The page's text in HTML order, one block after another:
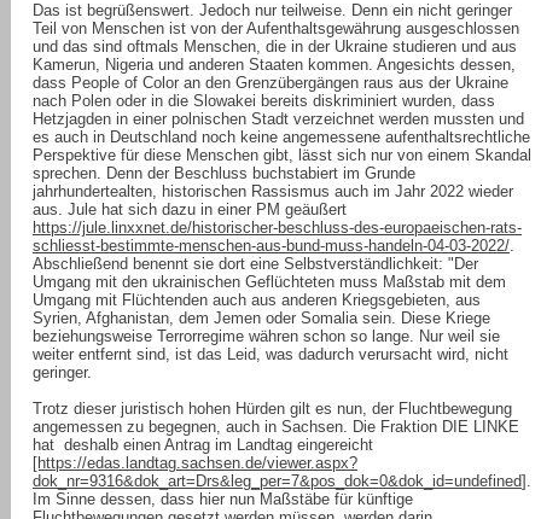
Das ist begrüßenswert. Jedoch nur teilweise. Denn ein nicht geringer
Teil von Menschen ist von der Aufenthaltsgewährung ausgeschlossen
und das sind oftmals Menschen, die in der Ukraine studieren und aus
Kamerun, Nigeria und anderen Staaten kommen. Angesichts dessen,
dass People of Color an den Grenzübergängen raus aus der Ukraine
nach Polen oder in die Slowakei bereits diskriminiert wurden, dass
Hetzjagden in einer polnischen Stadt verzeichnet werden mussten und
es auch in Deutschland noch keine angemessene aufenthaltsrechtliche
Perspektive für diese Menschen gibt, lässt sich nur von einem Skandal
sprechen. Denn der Beschluss buchstabiert im Grunde
jahrhundertealten, historischen Rassismus auch im Jahr 2022 wieder
aus. Jule hat sich dazu in einer PM geäußert
https://jule.linxxnet.de/historischer-beschluss-des-europaeischen-rats-
schliesst-bestimmte-menschen-aus-bund-muss-handeln-04-03-2022/.
Abschließend benennt sie dort eine Selbstverständlichkeit: "Der
Umgang mit den ukrainischen Geflüchteten muss Maßstab mit dem
Umgang mit Flüchtenden auch aus anderen Kriegsgebieten, aus
Syrien, Afghanistan, dem Jemen oder Somalia sein. Diese Kriege
beziehungsweise Terrorregime währen schon so lange. Nur weil sie
weiter entfernt sind, ist das Leid, was dadurch verursacht wird, nicht
geringer.
Trotz dieser juristisch hohen Hürden gilt es nun, der Fluchtbewegung
angemessen zu begegnen, auch in Sachsen. Die Fraktion DIE LINKE
hat deshalb einen Antrag im Landtag eingereicht
[https://edas.landtag.sachsen.de/viewer.aspx?
dok_nr=9316&dok_art=Drs&leg_per=7&pos_dok=0&dok_id=undefined].
Im Sinne dessen, dass hier nun Maßstäbe für künftige